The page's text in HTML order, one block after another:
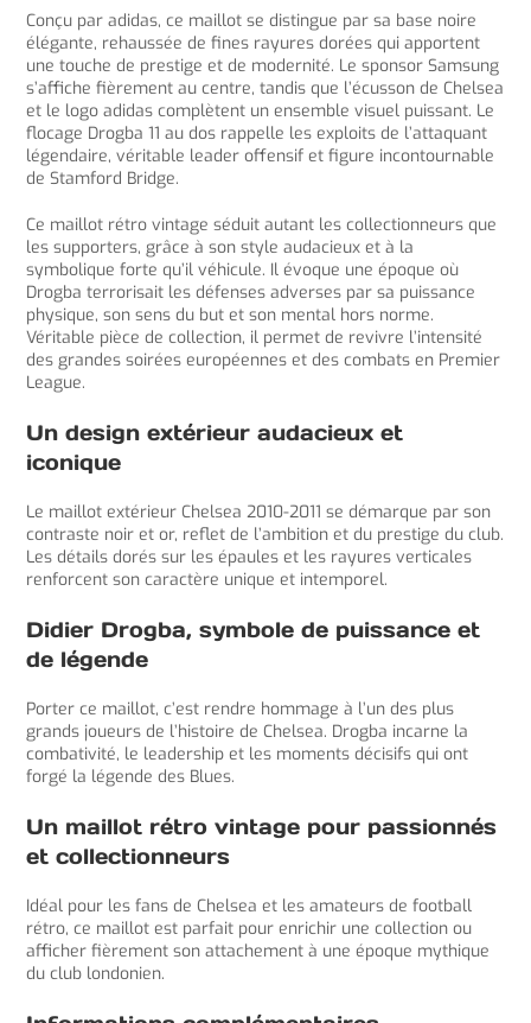
Conçu par adidas, ce maillot se distingue par sa base noire
élégante, rehaussée de fines rayures dorées qui apportent
une touche de prestige et de modernité. Le sponsor Samsung
s’affiche fièrement au centre, tandis que l’écusson de Chelsea
et le logo adidas complètent un ensemble visuel puissant. Le
flocage Drogba 11 au dos rappelle les exploits de l’attaquant
légendaire, véritable leader offensif et figure incontournable
de Stamford Bridge.
Ce maillot rétro vintage séduit autant les collectionneurs que
les supporters, grâce à son style audacieux et à la
symbolique forte qu’il véhicule. Il évoque une époque où
Drogba terrorisait les défenses adverses par sa puissance
physique, son sens du but et son mental hors norme.
Véritable pièce de collection, il permet de revivre l’intensité
des grandes soirées européennes et des combats en Premier
League.
Un design extérieur audacieux et
iconique
Le maillot extérieur Chelsea 2010-2011 se démarque par son
contraste noir et or, reflet de l’ambition et du prestige du club.
Les détails dorés sur les épaules et les rayures verticales
renforcent son caractère unique et intemporel.
Didier Drogba, symbole de puissance et
de légende
Porter ce maillot, c’est rendre hommage à l’un des plus
grands joueurs de l’histoire de Chelsea. Drogba incarne la
combativité, le leadership et les moments décisifs qui ont
forgé la légende des Blues.
Un maillot rétro vintage pour passionnés
et collectionneurs
Idéal pour les fans de Chelsea et les amateurs de football
rétro, ce maillot est parfait pour enrichir une collection ou
afficher fièrement son attachement à une époque mythique
du club londonien.